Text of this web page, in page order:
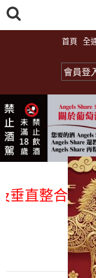
首頁 全
會員登
整合、一